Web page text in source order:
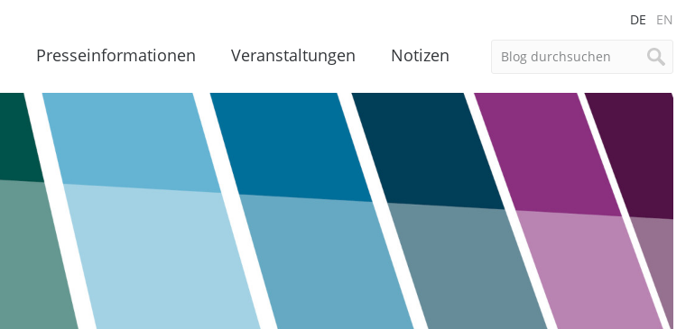
DE EN
Presseinformationen Veranstaltungen Notizen